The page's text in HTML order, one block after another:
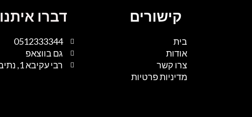
קישורים
בית
אודות
צרו קשר
מדיניות פרטיות
דברו איתנו
0512333344
גם בווצאפ
רבי עקיבא 1, נתיבות, ישראל